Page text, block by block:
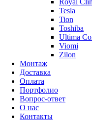
Tesla
Tion
Toshiba
Ultima
Viomi
Zilon
Монтаж
Доставка
Оплата
Портфолио
Вопрос-ответ
О нас
Контакты